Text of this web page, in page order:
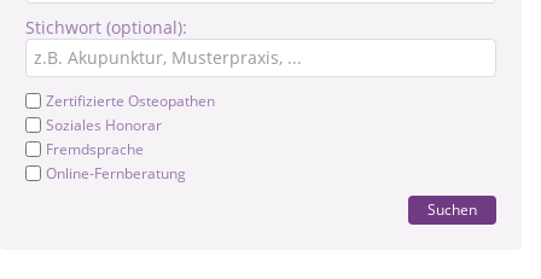
Stichwort (optional):
Zertifizierte Osteopathen
Soziales Honorar
Fremdsprache
Online-Fernberatung
Suchen